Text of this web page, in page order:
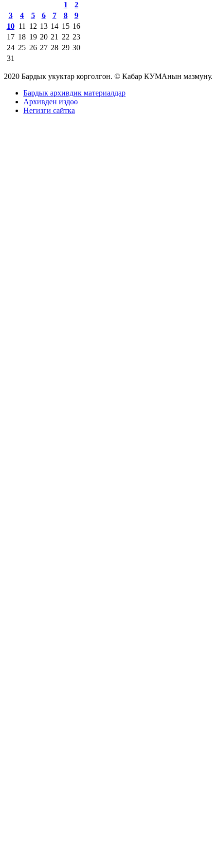
1
2
3
4 5 6 7 8
9
10 11 12 13 14 15 16
17 18 19 20 21 22 23
24 25 26 27 28 29 30
31
2020 Бардык укуктар корголгон. © Кабар КУМАнын мазмуну.
Бардык архивдик материалдар
Архивден издөө
Негизги сайтка